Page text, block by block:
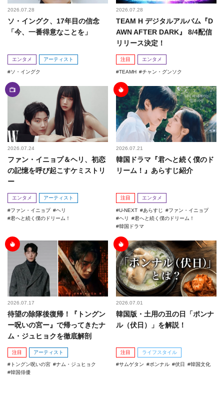
2026.07.28
ソ・イングク、17年目の信念
「今、一番得意なことを」
エンタメ アーティスト
ソ・イングク
2026.07.28
TEAM H デジタルアルバム『D
AWN AFTER DARK』 8/4配信
リリース決定！
注目 エンタメ
TEAMH チャン・グンソク
2026.07.24
ファン・イニョプ＆ヘリ、初恋
の記憶を呼び起こすケミストリ
ー
エンタメ アーティスト
ファン・イニョプ
ヘリ
君へと続く僕のドリーム！
2026.07.21
韓国ドラマ『君へと続く僕のド
リーム！』あらすじ紹介
注目 エンタメ
U-NEXT あらすじ
ファン・イニョプ
ヘリ
君へと続く僕のドリーム！
韓国ドラマ
2026.07.17
待望の除隊後復帰！『トングン
ー呪いの宮ー』で帰ってきたナ
ム・ジュヒョクを徹底解剖
注目 アーティスト
トングン呪いの宮
ナム・ジュヒョク
韓国俳優
2026.07.01
韓国版・土用の丑の日「ポンナ
ル（伏日）」を解説！
注目 ライフスタイル
サムゲタン ポンナル 伏日 韓国文化